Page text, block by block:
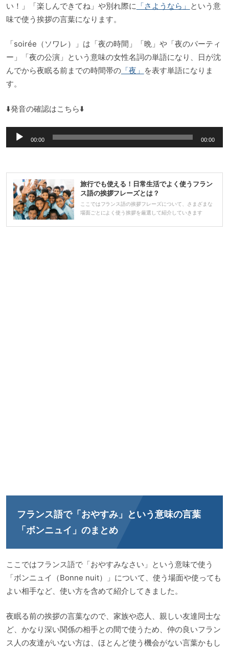
い！」「楽しんできてね」や別れ際に 「さようなら」 という意
味で使う挨拶の言葉になります。
「soirée（ソワレ）」は「夜の時間」「晩」や「夜のパーティ
ー」「夜の公演」という意味の女性名詞の単語になり、日が沈
んでから夜眠る前までの時間帯の「夜」 を表す単語になりま
す。
⬇️発音の確認はこちら⬇️
声
ー
ヤ
ー
00:00 00:00
旅行でも使える！日常生活でよく使うフラン
ス語の挨拶フレーズとは？
ここではフランス語の挨拶フレーズについて、さまざまな
場面ごとによく使う挨拶を厳選して紹介していきます
フランス語で「おやすみ」という意味の言葉
「ボンニュイ」のまとめ
ここではフランス語で「おやすみなさい」という意味で使う
「ボンニュイ（Bonne nuit）」について、使う場面や使っても
よい相手など、使い方を含めて紹介してきました。
夜眠る前の挨拶の言葉なので、家族や恋人、親しい友達同士な
ど、かなり深い関係の相手との間で使うため、仲の良いフラン
ス人の友達がいない方は、ほとんど使う機会がない言葉かもし